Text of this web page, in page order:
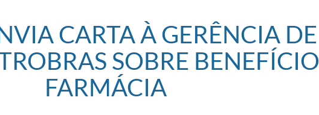
CARTA À GERÊNCIA DE
SOBRE BENEFÍCIO
FARMÁCIA